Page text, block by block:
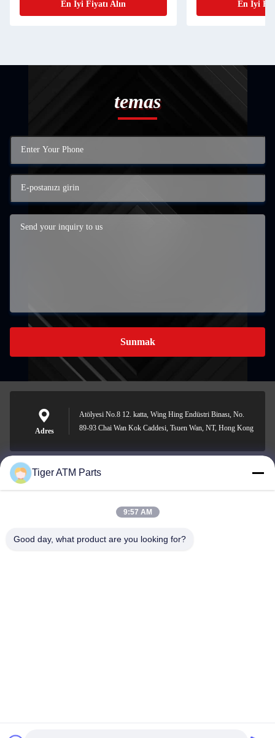
En İyi Fiyatı Alın En İyi
temas
Sunmak
Adres
Atölyesi No.8 12. katta, Wing Hing Endüstri Binası, No.
89-93 Chai Wan Kok Caddesi, Tsuen Wan, NT, Hong Kong
sales@atmpart.com.cn
Tiger ATM Parts
9:57 AM
Good day, what product are you looking for?